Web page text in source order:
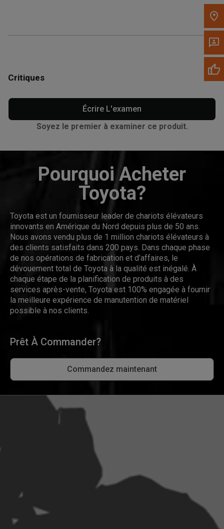
Critiques
Écrire L'examen
Soyez le premier à examiner ce produit.
Pourquoi Acheter
Toyota?
Toyota est un fournisseur leader de chariots élévateurs
innovants en Amérique du Nord depuis plus de 50 ans.
Nous avons vendu plus de 1 million chariots élévateurs à
des clients satisfaits dans 200 pays. Dans chaque phase
de nos opérations de fabrication et d’affaires, le
dévouement total de Toyota à la qualité est inégalé. À
chaque étape de la planification de produits à des
services après-vente, Toyota est 100% engagée à fournir
la meilleure expérience de manutention de matériel
possible à nos clients.
Prêt À Commander?
Commandez maintenant